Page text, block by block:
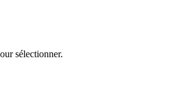
sélectionner.